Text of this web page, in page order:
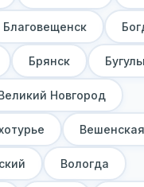
Благовещенск
Брянск
Новгород
Вешенская
Вологда